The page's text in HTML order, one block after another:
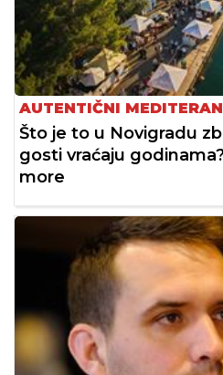
AUTENTIČNI MEDITERAN
Što je to u Novigradu
gosti vraćaju
more